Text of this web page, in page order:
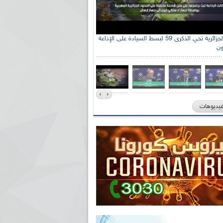
الإذاعة الجزائرية تحي الذكرى 59 لبسط السيادة على الإذاعة